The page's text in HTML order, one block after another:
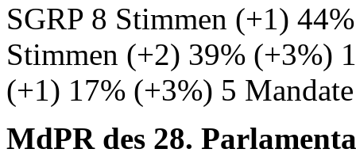
SGRP 8 Stimmen (+1)
Stimmen (+2) 39% (+3%)
(+1) 17% (+3%) 5
MdPR des 28.